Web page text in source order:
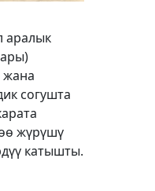
аралык
жана
согушта
жүрүшү
катышты.